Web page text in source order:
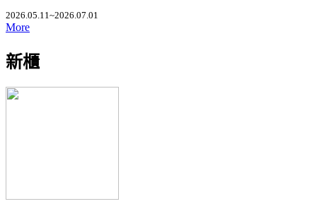
2026.05.11~2026.07.01
More
新櫃